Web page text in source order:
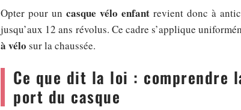
Opter pour un casque vélo enfantrevient donc à
jusqu’aux 12 ans révolus. Ce cadre s’applique
à vélo sur la chaussée.
Ce que dit la loi : comprendre
port du casque